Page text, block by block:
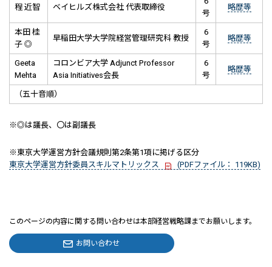
程 近智 ベイヒルズ株式会社 代表取締役
号
略歴等
本田 桂
子 ◎
早稲田大学大学院経営管理研究科 教授
6
号
略歴等
Geeta
Mehta
コロンビア大学 Adjunct Professor
Asia Initiatives会長
6
号
略歴等
（五十音順）
※◎は議長、〇は副議長
※東京大学運営方針会議規則第2条第1項に掲げる区分
東京大学運営方針委員スキルマトリックス
(PDFファイル： 119KB)
このページの内容に関する問い合わせは本部経営戦略課までお願いします。
お問い合わせ